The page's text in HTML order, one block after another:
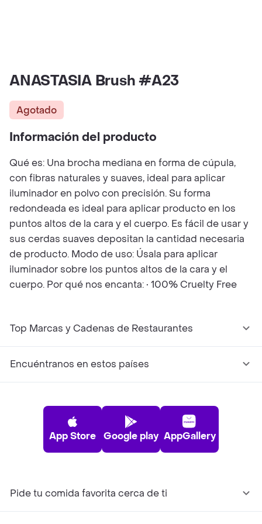
ANASTASIA Brush #A23
Agotado
Información del producto
Qué es: Una brocha mediana en forma de cúpula,
con fibras naturales y suaves, ideal para aplicar
iluminador en polvo con precisión. Su forma
redondeada es ideal para aplicar producto en los
puntos altos de la cara y el cuerpo. Es fácil de usar y
sus cerdas suaves depositan la cantidad necesaria
de producto. Modo de uso: Úsala para aplicar
iluminador sobre los puntos altos de la cara y el
cuerpo. Por qué nos encanta: • 100% Cruelty Free
Top Marcas y Cadenas de Restaurantes
Encuéntranos en estos países
App Store Google play AppGallery
Pide tu comida favorita cerca de ti